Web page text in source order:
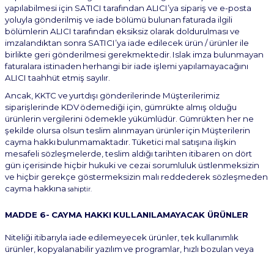
yapılabilmesi için SATICI tarafından ALICI’ya sipariş ve e-posta
yoluyla gönderilmiş ve iade bölümü bulunan faturada ilgili
bölümlerin ALICI tarafından eksiksiz olarak doldurulması ve
imzalandıktan sonra SATICI’ya iade edilecek ürün / ürünler ile
birlikte geri gönderilmesi gerekmektedir. Islak imza bulunmayan
faturalara istinaden herhangi bir iade işlemi yapılamayacağını
ALICI taahhüt etmiş sayılır.
Ancak, KKTC ve yurtdışı gönderilerinde Müşterilerimiz
siparişlerinde KDV ödemediği için, gümrükte almış olduğu
ürünlerin vergilerini ödemekle yükümlüdür. Gümrükten her ne
şekilde olursa olsunteslim alınmayan ürünler için Müşterilerin
cayma hakkı bulunmamaktadır. Tüketici mal satışına ilişkin
mesafeli sözleşmelerde, teslim aldığı tarihten itibaren on dört
gün içerisinde hiçbir hukuki ve cezai sorumluluk üstlenmeksizin
ve hiçbir gerekçe göstermeksizin malı reddederek sözleşmeden
cayma hakkına sahiptir.
MADDE 6- CAYMA HAKKI KULLANILAMAYACAK ÜRÜNLER
Niteliği itibarıyla iade edilemeyecek ürünler, tek kullanımlık
ürünler, kopyalanabiliryazılım ve programlar, hızlı bozulan veya